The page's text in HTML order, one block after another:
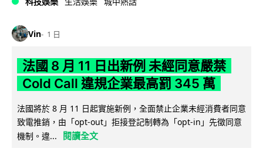
Vin 1 日
法國 8 月 11 日出新例 未經同意嚴禁
Cold Call 違規企業最高罰 345 萬
法國將於 8 月 11 日起實施新例，全面禁止企業未經消費者同意
致電推銷，由「opt-out」拒接登記制轉為「opt-in」先徵同意
機制。違...
閱讀全文